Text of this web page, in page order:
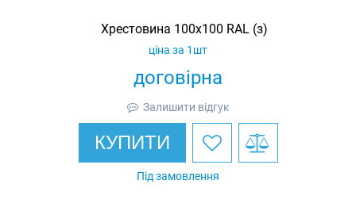
Хрестовина 100х100 RAL (з)
договірна
ціна за 1шт
Залишити відгук
КУПИТИ
Під замовлення